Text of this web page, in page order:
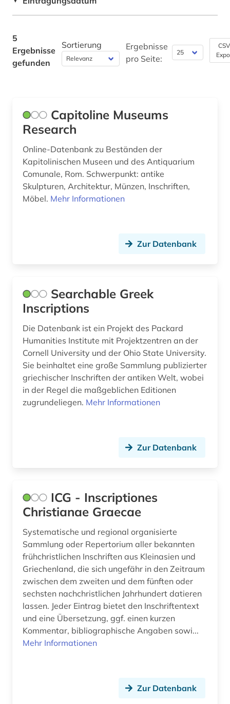
Theologie und Religionswissenschaften (1)
Wissenschaftskunde, Forschung, Hochschul-,
5
Ergebnisse
gefunden
Sortierung
Ergebnisse
pro Seite:
Capitoline Museums
Research
Online-Datenbank zu Beständen der
Kapitolinischen Museen und des Antiquarium
Comunale, Rom. Schwerpunkt: antike
Skulpturen, Architektur, Münzen, Inschriften,
Möbel. Mehr Informationen
Zur Datenbank
Searchable Greek
Inscriptions
Die Datenbank ist ein Projekt des Packard
Humanities Institute mit Projektzentren an der
Cornell University und der Ohio State University.
Sie beinhaltet eine große Sammlung publizierter
griechischer Inschriften der antiken Welt, wobei
in der Regel die maßgeblichen Editionen
zugrundeliegen. Mehr Informationen
Zur Datenbank
ICG - Inscriptiones
Christianae Graecae
Systematische und regional organisierte
Sammlung oder Repertorium aller bekannten
frühchristlichen Inschriften aus Kleinasien und
Griechenland, die sich ungefähr in den Zeitraum
zwischen dem zweiten und dem fünften oder
sechsten nachchristlichen Jahrhundert datieren
lassen. Jeder Eintrag bietet den Inschriftentext
und eine Übersetzung, ggf. einen kurzen
Kommentar, bibliographische Angaben sowi...
Mehr Informationen
Zur Datenbank